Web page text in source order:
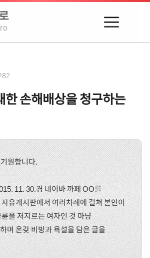
한 손해배상을 청구하는
원합니다.
11. 30.경 네이바 까페 OO를
유게시판에서 여러차례에 걸쳐 본인이
을 저지르는 여자인 것 마냥
며 온갖 비방과 욕설을 담은 글을